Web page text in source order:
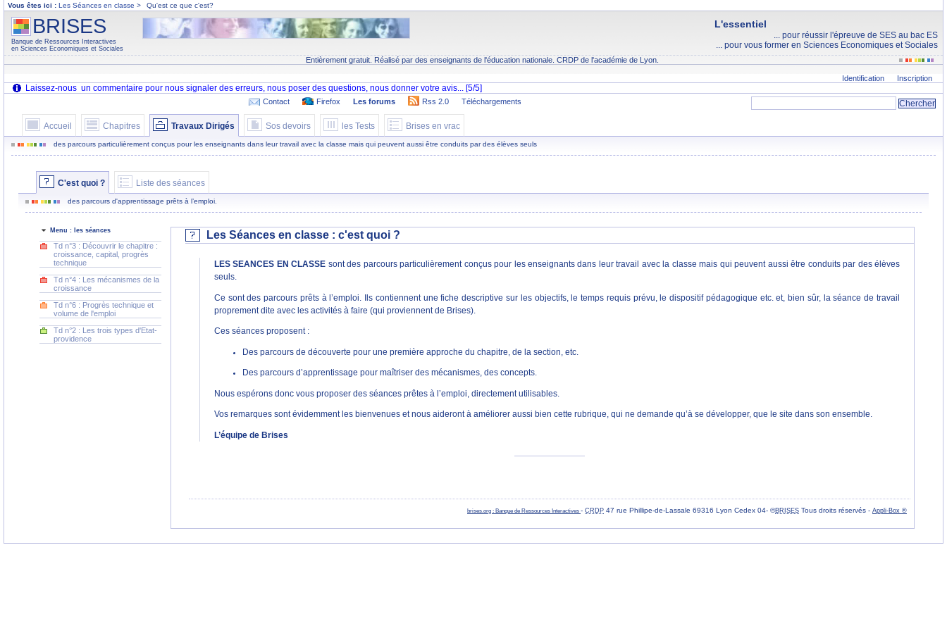
Vous êtes ici : Les Séances en classe > Qu'est ce que c'est?
L'essentiel
... pour réussir l'épreuve de SES au bac ES
... pour vous former en Sciences Economiques et Sociales
BRISES
Banque de Ressources Interactives
en Sciences Economiques et Sociales
Entièrement gratuit. Réalisé par des enseignants de l'éducation nationale. CRDP de l'académie de Lyon.
Identification Inscription
Contact Firefox Les forums Rss 2.0 Téléchargements
Accueil Chapitres Travaux Dirigés Sos devoirs les Tests Brises en vrac
des parcours particulièrement conçus pour les enseignants dans leur travail avec la classe mais qui peuvent aussi être conduits par des élèves seuls
C'est quoi ? Liste des séances
des parcours d'apprentissage prêts à l’emploi.
Menu : les séances
Td n°3 : Découvrir le chapitre :
croissance, capital, progrès
technique
Td n°4 : Les mécanismes de la
croissance
Td n°6 : Progrès technique et
volume de l'emploi
Td n°2 : Les trois types d'Etat-
providence
Les Séances en classe : c'est quoi ?
LES SEANCES EN CLASSE sont des parcours particulièrement conçus pour les enseignants dans leur travail avec la classe mais qui peuvent aussi être conduits par des élèves
seuls.
Ce sont des parcours prêts à l’emploi. Ils contiennent une fiche descriptive sur les objectifs, le temps requis prévu, le dispositif pédagogique etc. et, bien sûr, la séance de travail
proprement dite avec les activités à faire (qui proviennent de Brises).
Ces séances proposent :
Des parcours de découverte pour une première approche du chapitre, de la section, etc.
Des parcours d’apprentissage pour maîtriser des mécanismes, des concepts.
Nous espérons donc vous proposer des séances prêtes à l’emploi, directement utilisables.
Vos remarques sont évidemment les bienvenues et nous aideront à améliorer aussi bien cette rubrique, qui ne demande qu’à se développer, que le site dans son ensemble.
L’équipe de Brises
brises.org : Banque de Ressources Interactives - CRDP 47 rue Phillipe-de-Lassale 69316 Lyon Cedex 04- ©BRISES Tous droits réservés - Appli-Box ®